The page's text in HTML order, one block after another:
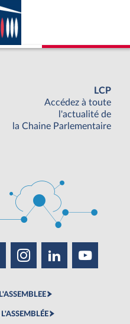
LCP
Accédez à toute
l'actualité de
la Chaine Parlementaire